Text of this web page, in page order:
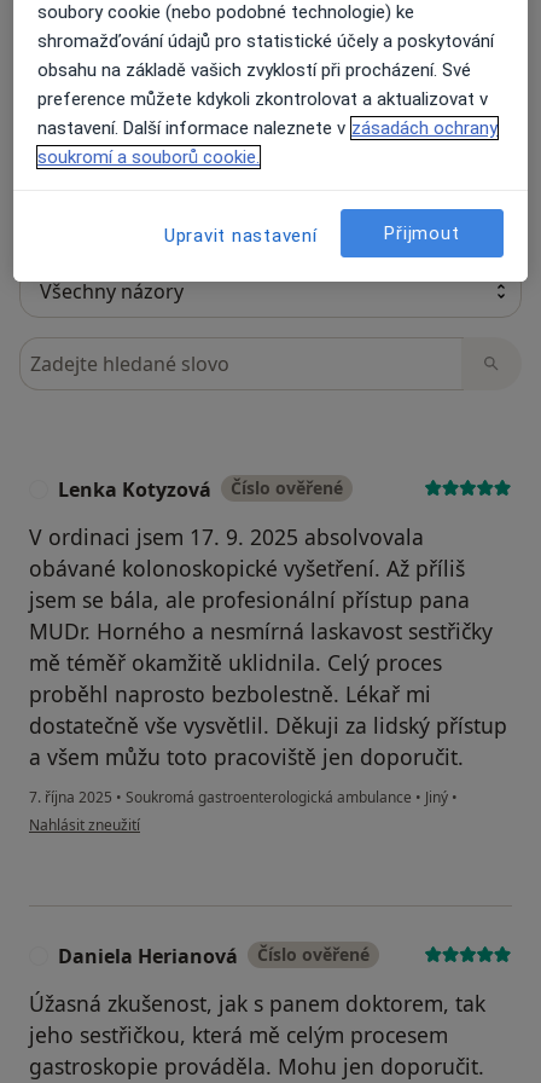
73 názorů
Recenze pacientů jsou pro nás důležité.
Specialisté nemají možnost zaplatit za
odstranění nebo změnu recenze pacienta.
Hledejte v názorech
Lenka Kotyzová Číslo ověřené
V ordinaci jsem 17. 9. 2025 absolvovala
obávané kolonoskopické vyšetření. Až příliš
jsem se bála, ale profesionální přístup pana
MUDr. Horného a nesmírná laskavost sestřičky
mě téměř okamžitě uklidnila. Celý proces
proběhl naprosto bezbolestně. Lékař mi
dostatečně vše vysvětlil. Děkuji za lidský přístup
a všem můžu toto pracoviště jen doporučit.
7. října 2025 • Soukromá gastroenterologická ambulance • Jiný •
podle názoru uživatele Lenka Kotyzová
Nahlásit zneužití
Daniela Herianová Číslo ověřené
Úžasná zkušenost, jak s panem doktorem, tak
jeho sestřičkou, která mě celým procesem
gastroskopie prováděla. Mohu jen doporučit.
soubory cookie (nebo podobné technologie) ke
shromažďování údajů pro statistické účely a poskytování
obsahu na základě vašich zvyklostí při procházení. Své
preference můžete kdykoli zkontrolovat a aktualizovat v
nastavení. Další informace naleznete v zásadách ochrany
soukromí a souborů cookie.
Upravit nastavení Přijmout